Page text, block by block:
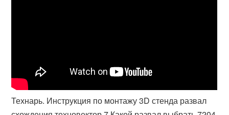
Технарь. Инструкция по монтажу 3D стенда развал